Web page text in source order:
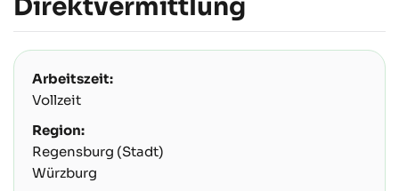
Direktvermittlung
Arbeitszeit:
Vollzeit
Region:
Regensburg (Stadt)
Würzburg